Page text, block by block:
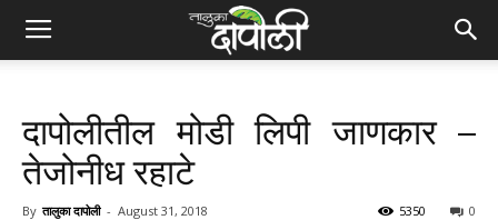
दापोलीतील मोडी लिपी जाणकार –
तेजोनीध रहाटे
By तालुका दापोली - August 31, 2018 0
5350